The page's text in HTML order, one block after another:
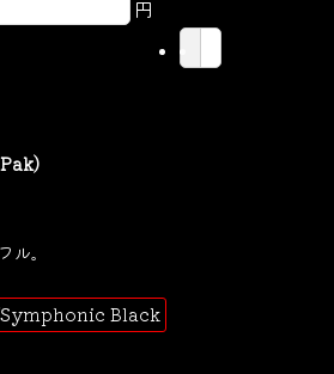
円
。
Black